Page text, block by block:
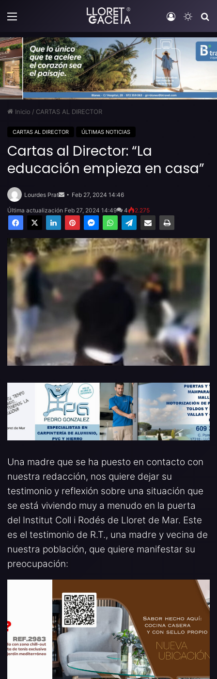
Menú Iniciar
Inicio / CARTAS AL DIRECTOR
CARTAS AL DIRECTOR ÚLTIMAS NOTICIAS
Cartas al Director: “La
educación empieza en casa”
Lourdes Prat
email
Feb 27, 2024 14:46
Última actualización Feb 27, 2024 14:49 4 2.275
Facebook
X LinkedInPinterestMessengerWhatsAppTelegramCompartir por email Imprimir
Una madre que se ha puesto en contacto con
nuestra redacción, nos quiere dejar su
testimonio y reflexión sobre una situación que
se está viviendo muy a menudo en la puerta
del Institut Coll i Rodés de Lloret de Mar. Este
es el testimonio de R.T., una madre y vecina de
nuestra población, que quiere manifestar su
preocupación: